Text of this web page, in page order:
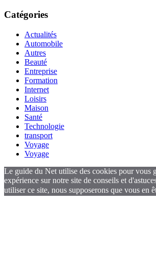
Catégories
Actualités
Automobile
Autres
Beauté
Entreprise
Formation
Internet
Loisirs
Maison
Santé
Technologie
transport
Voyage
Voyage
Le guide du Net utilise des cookies pour vous
expérience sur notre site de conseils et
utiliser ce site, nous supposerons que vous en